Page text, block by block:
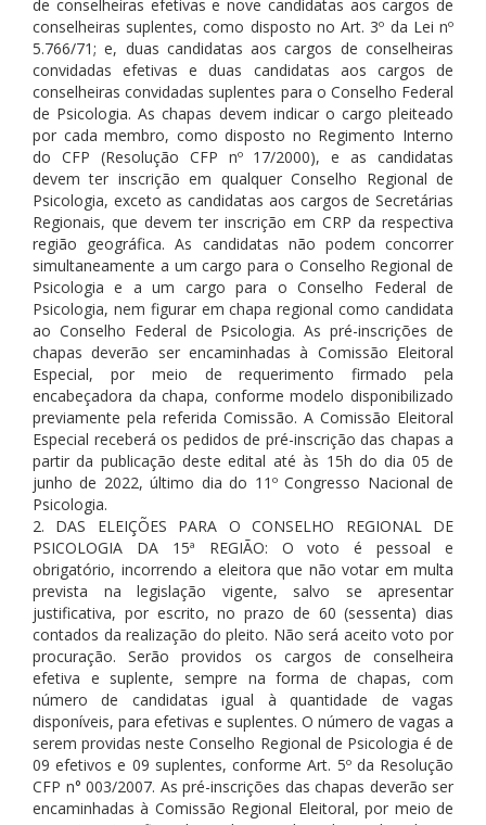
de conselheiras efetivas e nove candidatas aos cargos de
conselheiras suplentes, como disposto no Art. 3º da Lei nº
5.766/71; e, duas candidatas aos cargos de conselheiras
convidadas efetivas e duas candidatas aos cargos de
conselheiras convidadas suplentes para o Conselho Federal
de Psicologia. As chapas devem indicar o cargo pleiteado
por cada membro, como disposto no Regimento Interno
do CFP (Resolução CFP nº 17/2000), e as candidatas
devem ter inscrição em qualquer Conselho Regional de
Psicologia, exceto as candidatas aos cargos de Secretárias
Regionais, que devem ter inscrição em CRP da respectiva
região geográfica. As candidatas não podem concorrer
simultaneamente a um cargo para o Conselho Regional de
Psicologia e a um cargo para o Conselho Federal de
Psicologia, nem figurar em chapa regional como candidata
ao Conselho Federal de Psicologia. As pré-inscrições de
chapas deverão ser encaminhadas à Comissão Eleitoral
Especial, por meio de requerimento firmado pela
encabeçadora da chapa, conforme modelo disponibilizado
previamente pela referida Comissão. A Comissão Eleitoral
Especial receberá os pedidos de pré-inscrição das chapas a
partir da publicação deste edital até às 15h do dia 05 de
junho de 2022, último dia do 11º Congresso Nacional de
Psicologia.
2. DAS ELEIÇÕES PARA O CONSELHO REGIONAL DE
PSICOLOGIA DA 15ª REGIÃO: O voto é pessoal e
obrigatório, incorrendo a eleitora que não votar em multa
prevista na legislação vigente, salvo se apresentar
justificativa, por escrito, no prazo de 60 (sessenta) dias
contados da realização do pleito. Não será aceito voto por
procuração. Serão providos os cargos de conselheira
efetiva e suplente, sempre na forma de chapas, com
número de candidatas igual à quantidade de vagas
disponíveis, para efetivas e suplentes. O número de vagas a
serem providas neste Conselho Regional de Psicologia é de
09 efetivos e 09 suplentes, conforme Art. 5º da Resolução
CFP n° 003/2007. As pré-inscrições das chapas deverão ser
encaminhadas à Comissão Regional Eleitoral, por meio de